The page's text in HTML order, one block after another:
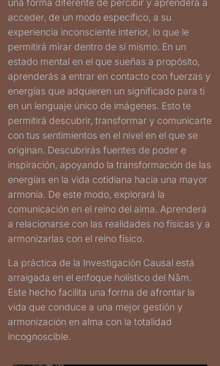
una forma diferente de percibir y aprenderá a
acceder, de un modo específico, a su
experiencia inconsciente interior, lo que le
permitirá mirar dentro de sí mismo. En un
estado mental en el que sueñas a propósito,
aprenderás a entrar en contacto con fuerzas y
energías que adquieren un significado para ti
en un lenguaje único de imágenes. Esto te
permitirá descubrir, transformar y comunicarte
con tus sentimientos en el nivel en el que se
originan. Descubrirás fuentes de poder e
inspiración, apoyando la transformación de las
energías en la vida cotidiana hacia una mayor
armonía. De este modo, explorará la
comunicación en el reino del alma. Aprenderá
a relacionarse con las realidades no físicas y a
armonizarlas con el reino físico.
La práctica de la Investigación Causal está
arraigada en el enfoque holístico del Nâm.
Este hecho facilita una forma de afrontar la
vida que conduce a una mejor gestión y
armonización en alma con la totalidad
incognoscible.